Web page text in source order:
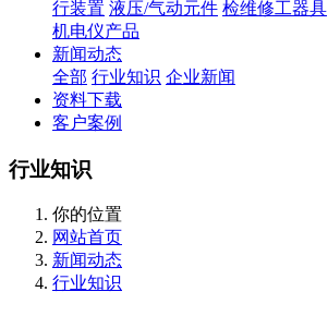
行装置 液压/气动元件 检维修工器具
机电仪产品
新闻动态
全部 行业知识 企业新闻
资料下载
客户案例
行业知识
你的位置
网站首页
新闻动态
行业知识